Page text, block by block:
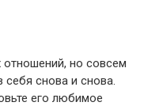
но совсем
снова и снова.
его любимое